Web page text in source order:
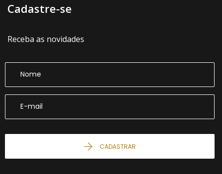
Cadastre-se
Receba as novidades
CADASTRAR